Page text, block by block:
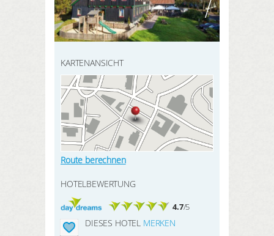
HIER REGISTRIEREN
Meine Buchungen
Meine Produkte
Meine Hotels
ANMELDEN
SUCHEN
KARTENANSICHT
Route berechnen
HOTELBEWERTUNG
4.7/5
DIESES HOTEL MERKEN